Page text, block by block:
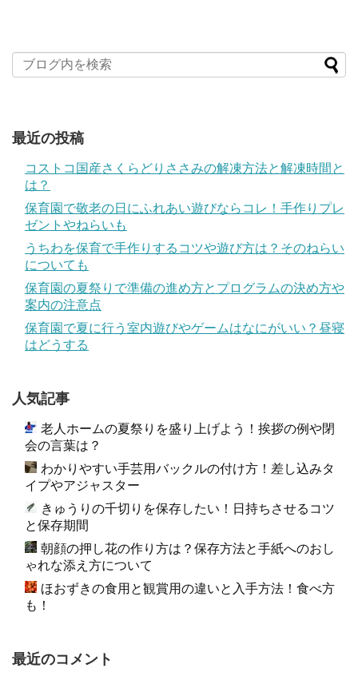
最近の投稿
コストコ国産さくらどりささみの解凍方法と解凍時間と
は？
保育園で敬老の日にふれあい遊びならコレ！手作りプレ
ゼントやねらいも
うちわを保育で手作りするコツや遊び方は？そのねらい
についても
保育園の夏祭りで準備の進め方とプログラムの決め方や
案内の注意点
保育園で夏に行う室内遊びやゲームはなにがいい？昼寝
はどうする
人気記事
老人ホームの夏祭りを盛り上げよう！挨拶の例や閉
会の言葉は？
わかりやすい手芸用バックルの付け方！差し込みタ
イプやアジャスター
きゅうりの千切りを保存したい！日持ちさせるコツ
と保存期間
朝顔の押し花の作り方は？保存方法と手紙へのおし
ゃれな添え方について
ほおずきの食用と観賞用の違いと入手方法！食べ方
も！
最近のコメント